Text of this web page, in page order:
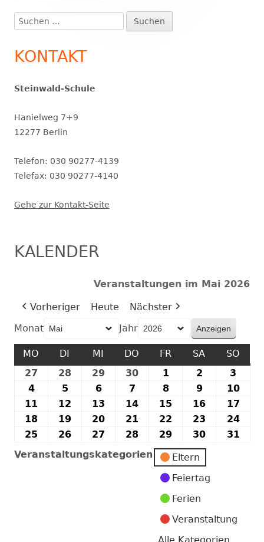
Suchen
nach:
KONTAKT
Steinwald-Schule
Hanielweg 7+9
12277 Berlin
Telefon: 030 90277-4139
Telefax: 030 90277-4140
Gehe zur Kontakt-Seite
KALENDER
Veranstaltungen im Mai 2026
Vorheriger Heute
Nächster
Monat
Jahr
MO MONTAG
DI DIENSTAG
MI MITTWOCH
DO DONNERSTAG
FR FREITAG
SA SAMSTAG
SO
27
2026
28
2026
29
2026
30
2026
1
Mai
2026
2
2026
3
Mai
2026
44.
Mai
2026
5
Mai
2026
66.
Mai
2026
7
Mai
2026
88.
Mai
2026
9
Mai
2026
1010.
11
2026
12
2026
13
2026
14
2026
15
2026
16
2026
17
Mai
18
2026
19
2026
20 21
2026
22
2026
23
2026
2424.
25
Mai
26 27
Mai
28
Mai
2026
29
Mai
2026
30
Mai
31
Veranstaltungskategorien
Eltern
Feiertag
Ferien
Veranstaltung
Alle Kategorien